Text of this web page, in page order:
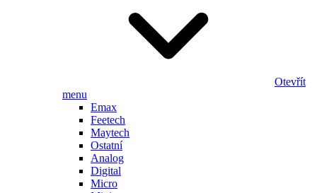
Otevřít
menu
Emax
Feetech
Maytech
Ostatní
Analog
Digital
Micro